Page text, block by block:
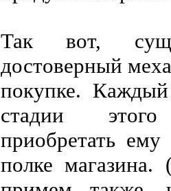
Так вот,
достоверный
покупке.
стадии
приобретать
полке магазина.